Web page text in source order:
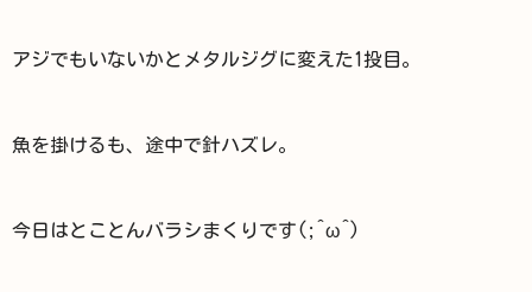
アジでもいないかとメタルジグに変えた1投目。
魚を掛けるも、途中で針ハズレ。
今日はとことんバラシまくりです(;^ω^)